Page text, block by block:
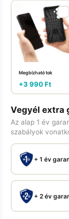
Megbízható tok
+3 990Ft
Vegyél extra
Az alap 1 év
szabályok
+ 1 év
+ 2 év